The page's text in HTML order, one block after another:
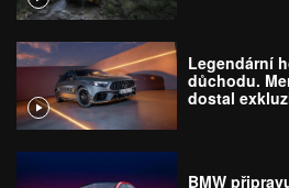
Legendární
důchodu.
dostal
BMW